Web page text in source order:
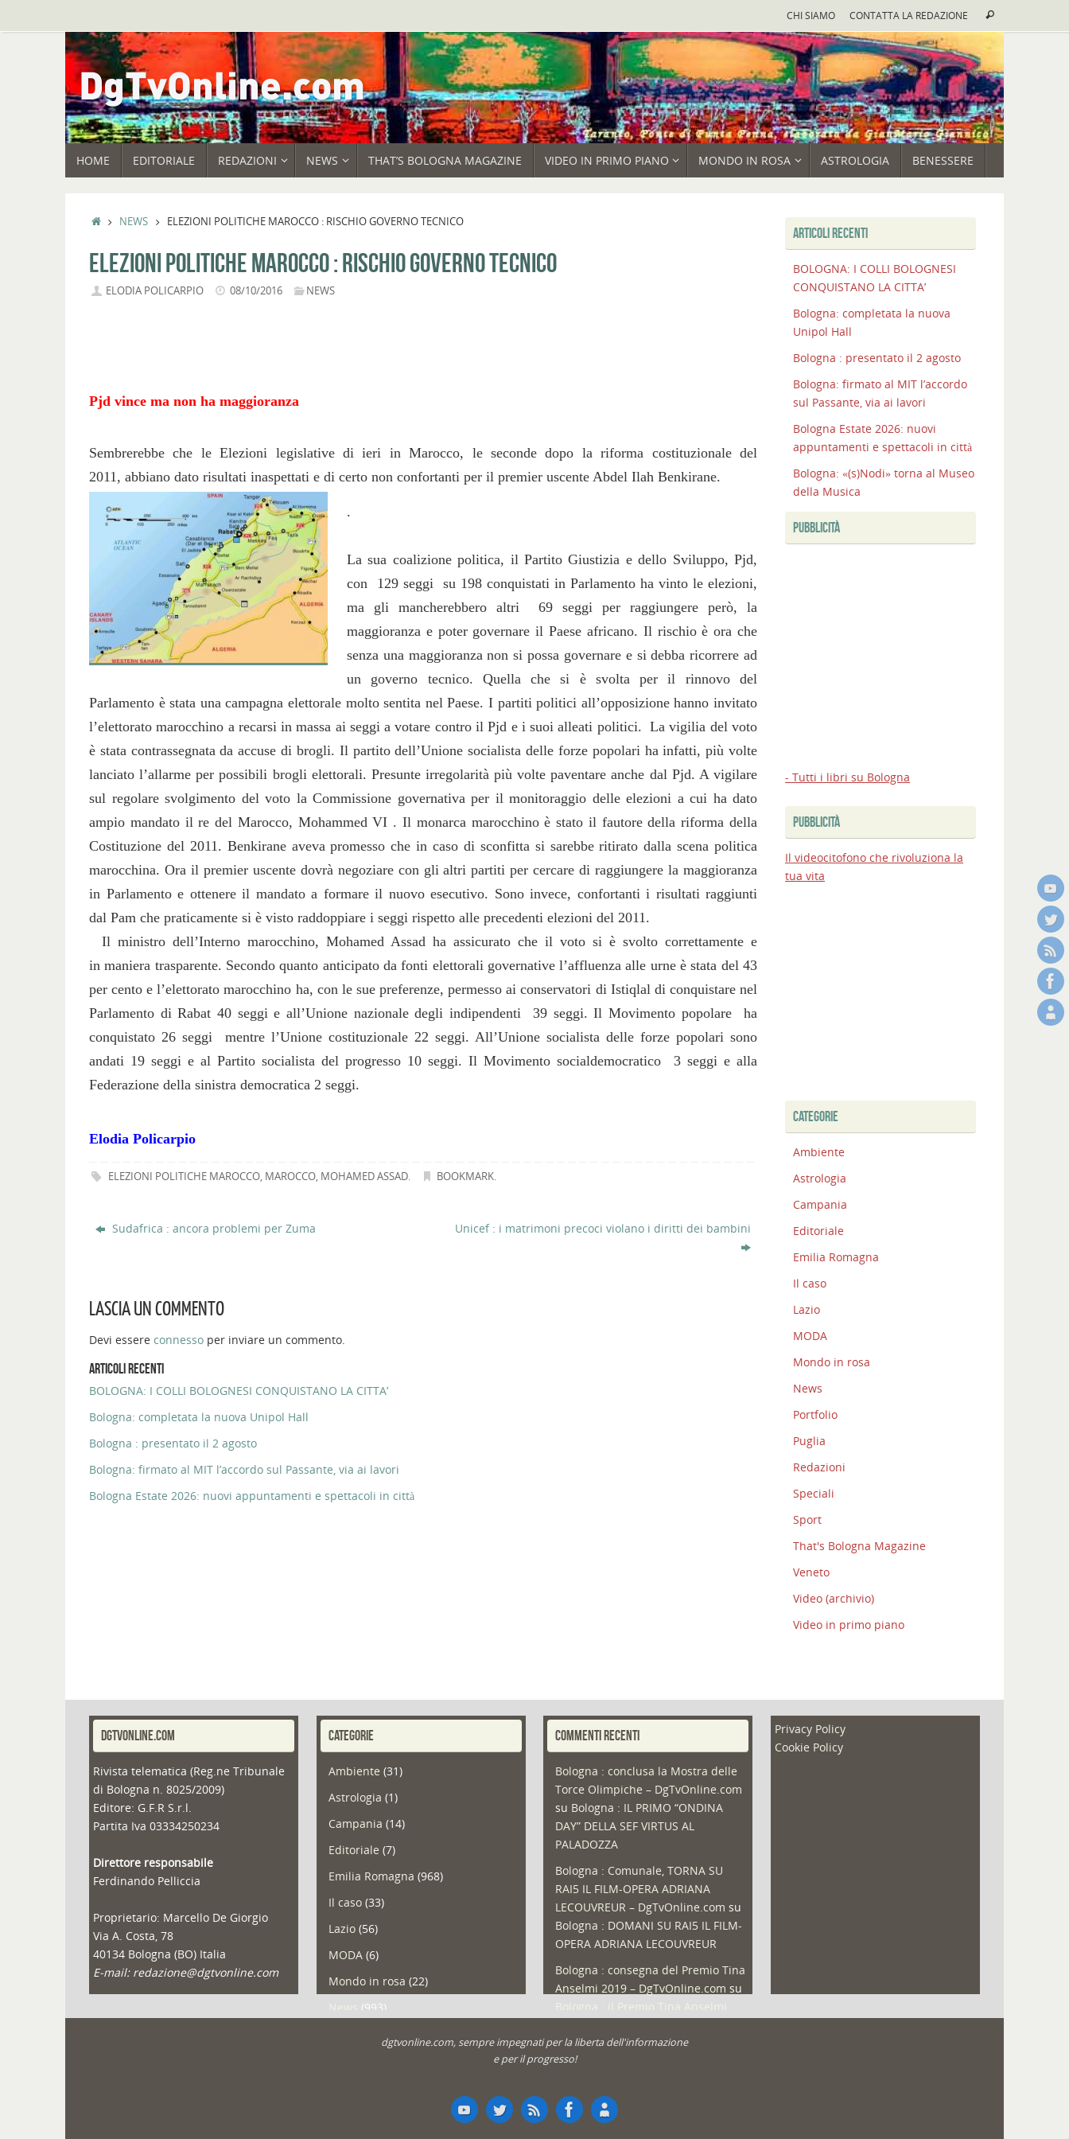
CHI SIAMO CONTATTA LA REDAZIONE Cerca
HOME EDITORIALE REDAZIONI NEWS THAT’S BOLOGNA MAGAZINE VIDEO IN PRIMO PIANO MONDO IN ROSA ASTROLOGIA BENESSERE
HOMENEWS ELEZIONI POLITICHE MAROCCO : RISCHIO GOVERNO TECNICO
ELEZIONI POLITICHE MAROCCO : RISCHIO GOVERNO TECNICO
ELODIA POLICARPIO 08/10/2016 NEWS
Pjd vince ma non ha maggioranza
Sembrerebbe che le Elezioni legislative di ieri in Marocco, le seconde dopo la riforma costituzionale del
2011, abbiano dato risultati inaspettati e di certo non confortanti per il premier uscente Abdel Ilah Benkirane.
.
La sua coalizione politica, il Partito Giustizia e dello Sviluppo, Pjd,
con 129 seggi su 198 conquistati in Parlamento ha vinto le elezioni,
ma gli mancherebbero altri 69 seggi per raggiungere però, la
maggioranza e poter governare il Paese africano. Il rischio è ora che
senza una maggioranza non si possa governare e si debba ricorrere ad
un governo tecnico. Quella che si è svolta per il rinnovo del
Parlamento è stata una campagna elettorale molto sentita nel Paese. I partiti politici all’opposizione hanno invitato
l’elettorato marocchino a recarsi in massa ai seggi a votare contro il Pjd e i suoi alleati politici. La vigilia del voto
è stata contrassegnata da accuse di brogli. Il partito dell’Unione socialista delle forze popolari ha infatti, più volte
lanciato l’allarme per possibili brogli elettorali. Presunte irregolarità più volte paventare anche dal Pjd. A vigilare
sul regolare svolgimento del voto la Commissione governativa per il monitoraggio delle elezioni a cui ha dato
ampio mandato il re del Marocco, Mohammed VI . Il monarca marocchino è stato il fautore della riforma della
Costituzione del 2011. Benkirane aveva promesso che in caso di sconfitta si sarebbe ritirato dalla scena politica
marocchina. Ora il premier uscente dovrà negoziare con gli altri partiti per cercare di raggiungere la maggioranza
in Parlamento e ottenere il mandato a formare il nuovo esecutivo. Sono invece, confortanti i risultati raggiunti
dal Pam che praticamente si è visto raddoppiare i seggi rispetto alle precedenti elezioni del 2011.
Il ministro dell’Interno marocchino, Mohamed Assad ha assicurato che il voto si è svolto correttamente e
in maniera trasparente. Secondo quanto anticipato da fonti elettorali governative l’affluenza alle urne è stata del 43
per cento e l’elettorato marocchino ha, con le sue preferenze, permesso ai conservatori di Istiqlal di conquistare nel
Parlamento di Rabat 40 seggi e all’Unione nazionale degli indipendenti 39 seggi. Il Movimento popolare ha
conquistato 26 seggi mentre l’Unione costituzionale 22 seggi. All’Unione socialista delle forze popolari sono
andati 19 seggi e al Partito socialista del progresso 10 seggi. Il Movimento socialdemocratico 3 seggi e alla
Federazione della sinistra democratica 2 seggi.
Elodia Policarpio
ELEZIONI POLITICHE MAROCCO, MAROCCO, MOHAMED ASSAD. BOOKMARK.
Sudafrica : ancora problemi per Zuma Unicef : i matrimoni precoci violano i diritti dei bambini
LASCIA UN COMMENTO
Devi essere connesso per inviare un commento.
ARTICOLI RECENTI
BOLOGNA: I COLLI BOLOGNESI CONQUISTANO LA CITTA’
Bologna: completata la nuova Unipol Hall
Bologna : presentato il 2 agosto
Bologna: firmato al MIT l’accordo sul Passante, via ai lavori
Bologna Estate 2026: nuovi appuntamenti e spettacoli in città
ARTICOLI RECENTI
BOLOGNA: I COLLI BOLOGNESI
CONQUISTANO LA CITTA’
Bologna: completata la nuova
Unipol Hall
Bologna : presentato il 2 agosto
Bologna: firmato al MIT l’accordo
sul Passante, via ai lavori
Bologna Estate 2026: nuovi
appuntamenti e spettacoli in città
Bologna: «(s)Nodi» torna al Museo
della Musica
PUBBLICITÀ
- Tutti i libri su Bologna
PUBBLICITÀ
Il videocitofono che rivoluziona la
tua vita
CATEGORIE
Ambiente
Astrologia
Campania
Editoriale
Emilia Romagna
Il caso
Lazio
MODA
Mondo in rosa
News
Portfolio
Puglia
Redazioni
Speciali
Sport
That's Bologna Magazine
Veneto
Video (archivio)
Video in primo piano
DGTVONLINE.COM
Rivista telematica (Reg.ne Tribunale
di Bologna n. 8025/2009)
Editore: G.F.R S.r.l.
Partita Iva 03334250234
Direttore responsabile
Ferdinando Pelliccia
Proprietario: Marcello De Giorgio
Via A. Costa, 78
40134 Bologna (BO) Italia
E-mail: redazione@dgtvonline.com
CATEGORIE
Ambiente (31)
Astrologia (1)
Campania (14)
Editoriale (7)
Emilia Romagna (968)
Il caso(33)
Lazio(56)
MODA(6)
Mondo in rosa (22)
(993)
COMMENTI RECENTI
Bologna : conclusa la Mostra delle
Torce Olimpiche – DgTvOnline.com
su Bologna : IL PRIMO “ONDINA
DAY” DELLA SEF VIRTUS AL
PALADOZZA
Bologna : Comunale, TORNA SU
RAI5 IL FILM-OPERA ADRIANA
LECOUVREUR – DgTvOnline.com su
Bologna : DOMANI SU RAI5 IL FILM-
OPERA ADRIANA LECOUVREUR
Bologna : consegna del Premio Tina
Anselmi 2019 – DgTvOnline.com su
Sovraindebitamento
Privacy Policy
Cookie Policy
dgtvonline.com, sempre impegnati per la liberta dell'informazione
e per il progresso!